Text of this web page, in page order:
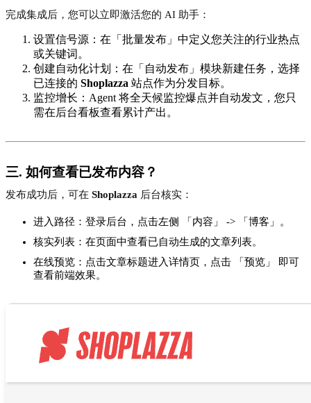
完成集成后，您可以立即激活您的 AI 助手：
设置信号源：在「批量发布」中定义您关注的行业热点
或关键词。
创建自动化计划：在「自动发布」模块新建任务，选择
已连接的 Shoplazza 站点作为分发目标。
监控增长：Agent 将全天候监控爆点并自动发文，您只
需在后台看板查看累计产出。
三. 如何查看已发布内容？
发布成功后，可在 Shoplazza 后台核实：
进入路径：登录后台，点击左侧 「内容」 -> 「博客」。
核实列表：在页面中查看已自动生成的文章列表。
在线预览：点击文章标题进入详情页，点击 「预览」 即可
查看前端效果。